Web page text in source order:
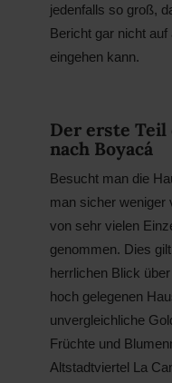
jedenfalls so groß,
Bericht gar nicht
eingehen kann.
Der erste Teil
nach Boyacá
Besucht man die
man sicher weniger
von sehr vielen
genommen. Dies
herrlichen Blick
hoch gelegenen
unvergleichliche
Früchte und
Altstadtviertel La